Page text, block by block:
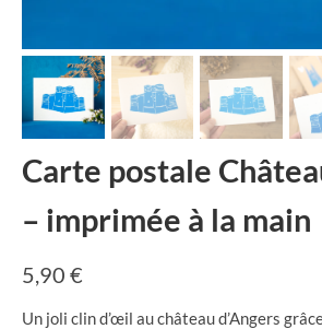
Carte postale
– imprimée à la main
5,90 €
Un joli clin d’œil au château d’Angers